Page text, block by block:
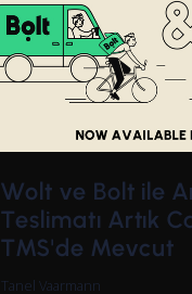
Wolt ve Bolt ile
Teslimatı Artık
TMS'de Mevcut
Tanel Vaarmann